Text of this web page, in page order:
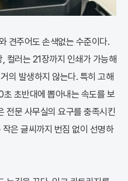
견주어도 손색없는 수준이다.
컬러는 21장까지 인쇄가 가능해
의 발생하지 않는다. 특히 고해
초반대에 뽑아내는 속도를 보
전문 사무실의 요구를 충족시킨
은 글씨까지 번짐 없이 선명하